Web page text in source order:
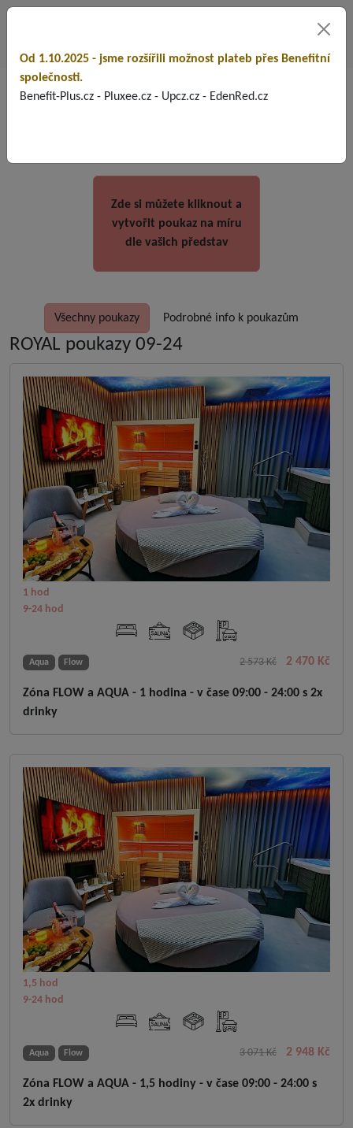
Poukazy
Zde si můžete kliknout a
vytvořit poukaz na míru
dle vašich představ
Všechny poukazy Podrobné info k poukazům
ROYAL poukazy 09-24
1 hod
9-24 hod
Aqua Flow 2 573 Kč 2 470 Kč
Zóna FLOW a AQUA - 1 hodina - v čase 09:00 - 24:00 s 2x
drinky
1,5 hod
9-24 hod
Aqua Flow 3 071 Kč 2 948 Kč
Zóna FLOW a AQUA - 1,5 hodiny - v čase 09:00 - 24:00 s
2x drinky
Od 1.10.2025 - jsme rozšířili možnost plateb přes Benefitní
společnosti.
Benefit-Plus.cz - Pluxee.cz - Upcz.cz - EdenRed.cz